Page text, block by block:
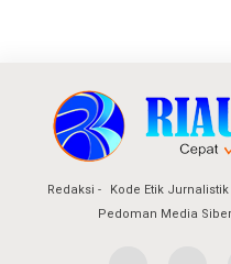
Redaksi Kode Etik Jurnalistik
Pedoman Media Siber